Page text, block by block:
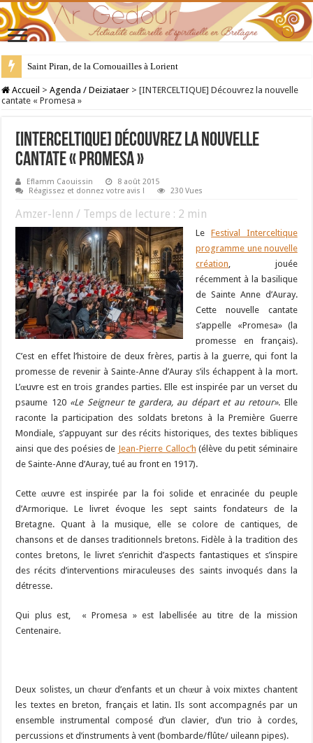
Saint Piran, de la Cornouailles à Lorient
28 juillet : Saint Samson de Dol, père de la Bretagne chrétienne
Accueil > Agenda / Deiziataer > [INTERCELTIQUE] Découvrez la nouvelle
cantate « Promesa »
[INTERCELTIQUE] Découvrez la nouvelle
cantate « Promesa »
Eflamm Caouissin
8 août 2015
Réagissez et donnez votre avis !
230 Vues
Amzer-lenn / Temps de lecture : 2 min
LeFestival Interceltique
programme une nouvelle
création , jouée
récemment à la basilique
de Sainte Anne d’Auray.
Cette nouvelle cantate
s’appelle «Promesa» (la
promesse en français).
C’est en effet l’histoire de deux frères, partis à la guerre, qui font la
promesse de revenir à Sainte-Anne d’Auray s’ils échappent à la mort.
L’œuvre est en trois grandes parties. Elle est inspirée par un verset du
psaume 120 «Le Seigneur te gardera, au départ et au retour». Elle
raconte la participation des soldats bretons à la Première Guerre
Mondiale, s’appuyant sur des récits historiques, des textes bibliques
ainsi que des poésies de Jean-Pierre Calloc’h (élève du petit séminaire
de Sainte-Anne d’Auray, tué au front en 1917).
Cette œuvre est inspirée par la foi solide et enracinée du peuple
d’Armorique. Le livret évoque les sept saints fondateurs de la
Bretagne. Quant à la musique, elle se colore de cantiques, de
chansons et de danses traditionnels bretons. Fidèle à la tradition des
contes bretons, le livret s’enrichit d’aspects fantastiques et s’inspire
des récits d’interventions miraculeuses des saints invoqués dans la
détresse.
Qui plus est, « Promesa » est labellisée au titre de la mission
Centenaire.
Deux solistes, un chœur d’enfants et un chœur à voix mixtes chantent
les textes en breton, français et latin. Ils sont accompagnés par un
ensemble instrumental composé d’un clavier, d’un trio à cordes,
percussions et d’instruments à vent (bombarde/flûte/ uileann pipes).